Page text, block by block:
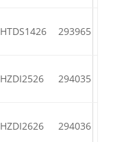
HTDS1426 293965
HZDI2526 294035
HZDI2626 294036